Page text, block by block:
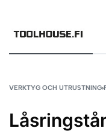
VERKTYG OCH UTRUSTNING›